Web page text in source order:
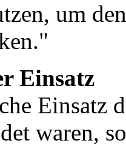
um
Einsatz
Einsatz
waren,